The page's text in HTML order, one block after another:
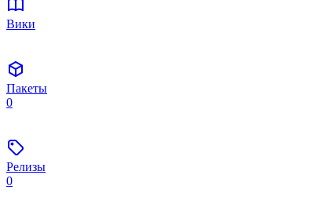
Вики
Пакеты
0
Релизы
0